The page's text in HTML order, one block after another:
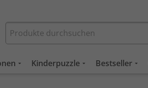
Kinderpuzzle Bestseller